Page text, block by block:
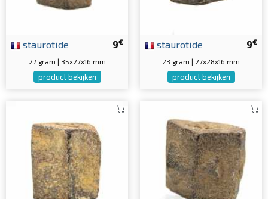
9€
staurotide
27 gram | 35x27x16 mm
product bekijken
9€
staurotide
23 gram | 27x28x16 mm
product bekijken